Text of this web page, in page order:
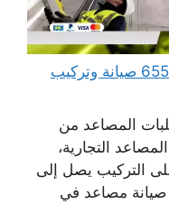
صيانة مصاعد في الكويت 65542233 صيانة وتركيب
المصاعد من
التجارية،
التركيب يصل إلى
صيانة مصاعد في